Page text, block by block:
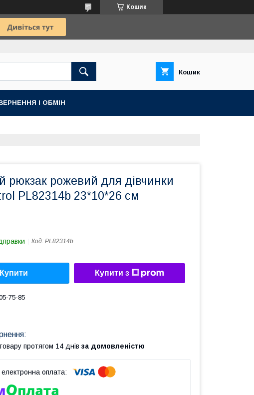
Кошик
Кошик
І ОБМІН
рюкзак рожевий для дівчинки
PL82314b 23*10*26 см
Код: PL82314b
Купити Купити з
75-85
протягом 14 днів за домовленістю